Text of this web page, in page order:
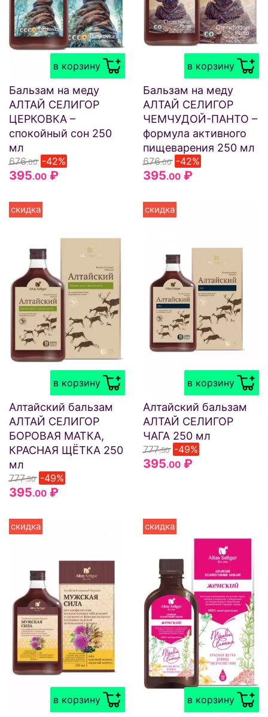
в корзину
Бальзам на меду
АЛТАЙ СЕЛИГОР
ЦЕРКОВКА –
спокойный сон 250
мл
676.00 -42%
395.00 ₽
в корзину
Бальзам на меду
АЛТАЙ СЕЛИГОР
ЧЕМЧУДОЙ-ПАНТО –
формула активного
пищеварения 250 мл
676.00 -42%
395.00 ₽
в корзину
скидка
Алтайский бальзам
АЛТАЙ СЕЛИГОР
БОРОВАЯ МАТКА,
КРАСНАЯ ЩЁТКА 250
мл
777.50 -49%
395.00 ₽
в корзину
скидка
Алтайский бальзам
АЛТАЙ СЕЛИГОР
ЧАГА 250 мл
777.50 -49%
395.00 ₽
в корзину
скидка
в корзину
скидка